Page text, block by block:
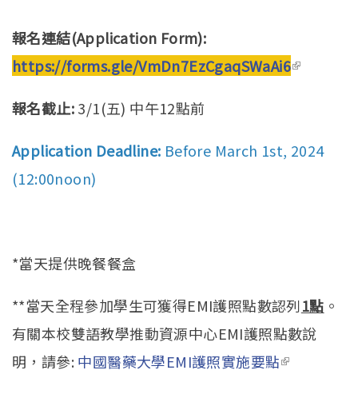
報名連結(Application Form):
https://forms.gle/VmDn7EzCgaqSWaAi6(link is
報名截止:3/1(五) 中午12點前
Application Deadline: Before March 1st, 2024
(12:00noon)
*當天提供晚餐餐盒
**當天全程參加學生可獲得EMI護照點數認列1點 。
有關本校雙語教學推動資源中心EMI護照點數說
明，請參: 中國醫藥大學EMI護照實施要點(link is